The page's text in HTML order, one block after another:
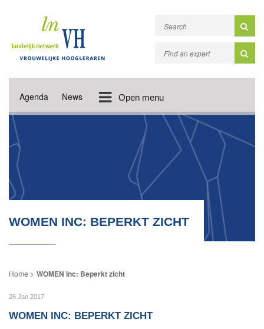
Agenda News Open menu
WOMEN INC: BEPERKT ZICHT
WOMEN Inc: Beperkt zicht
26 Jan 2017
WOMEN INC: BEPERKT ZICHT